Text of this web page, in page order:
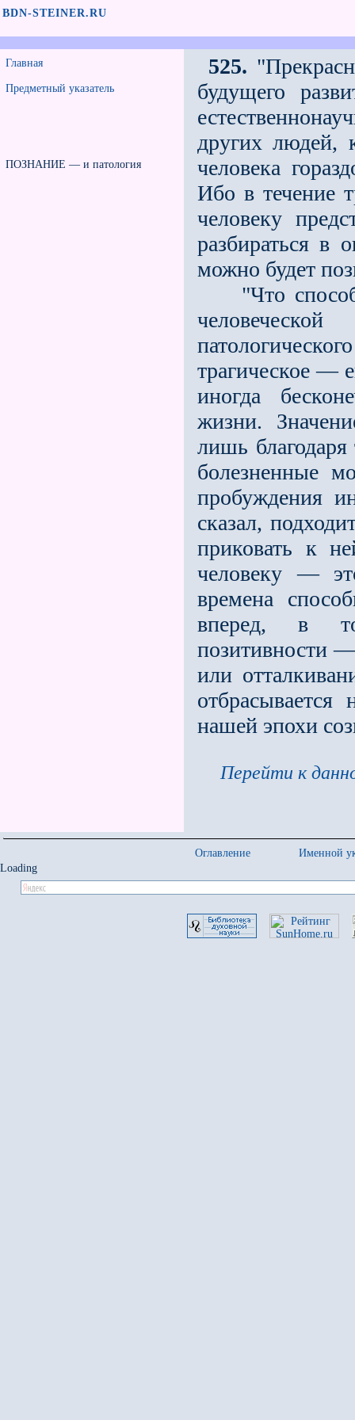
BDN-STEINER.RU
Главная
Предметный указатель
ПОЗНАНИЕ — и патология
525.
будущего
других людей,
человека
Ибо в течение
человеку
разбираться в
можно будет
"Что
трагическое —
иногда
жизни.
лишь
болезненные
пробуждения
сказал,
приковать к
человеку —
времена
вперeд, в
позитивности
или
нашей эпохи
Перейти к
Оглавление
Именной
Loading